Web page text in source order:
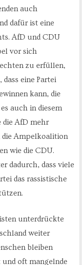
auch
dafür ist eine
AfD und CDU
vor sich
zu erfüllen,
eine Partei
kann, die
auch in diesem
die AfD mehr
die Ampelkoalition
wie die CDU.
dadurch, dass viele
das rassistische
unterdrückte
weiter
bleiben
oft mangelnde